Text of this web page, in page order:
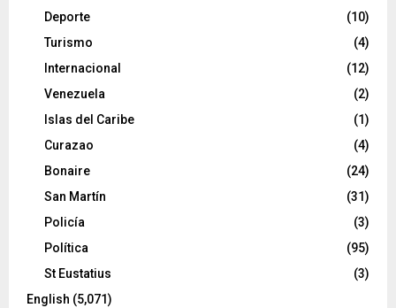
Deporte
(10)
Turismo
(4)
Internacional
(12)
Venezuela
(2)
Islas del Caribe
(1)
Curazao
(4)
Bonaire
(24)
San Martín
(31)
Policía
(3)
Política
(95)
St Eustatius
(3)
English (5,071)